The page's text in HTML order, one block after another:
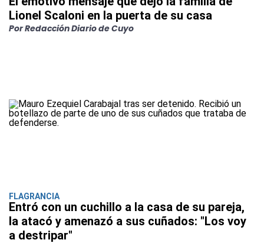
Lionel Scaloni en la puerta de su casa
Por Redacción Diario de Cuyo
FLAGRANCIA
Entró con un cuchillo a la casa de su pareja,
la atacó y amenazó a sus cuñados: "Los voy
a destripar"